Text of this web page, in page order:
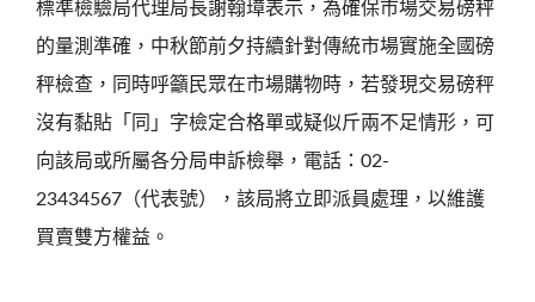
標準檢驗局代理局長謝翰璋表示，為確保市場交易磅秤
的量測準確，中秋節前夕持續針對傳統市場實施全國磅
秤檢查，同時呼籲民眾在市場購物時，若發現交易磅秤
沒有黏貼「同」字檢定合格單或疑似斤兩不足情形，可
向該局或所屬各分局申訴檢舉，電話：02-
23434567（代表號），該局將立即派員處理，以維護
買賣雙方權益。